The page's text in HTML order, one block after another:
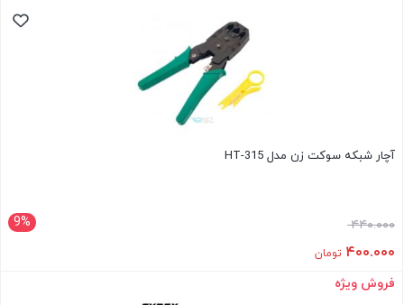
آچار شبکه سوکت زن مدل HT-315
9% ۴۴۰.۰۰۰
۴۰۰.۰۰۰ تومان
فروش ویژه